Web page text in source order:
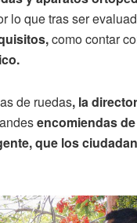
lo que tras ser
como contar
de ruedas, la
encomiendas
que los